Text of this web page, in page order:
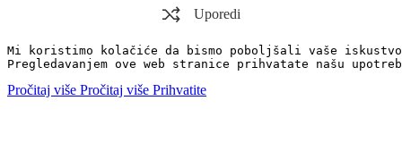
Uporedi
Mi koristimo kolačiće da bismo poboljšali vaše
Pregledavanjem ove web stranice prihvatate našu
Pročitaj više Pročitaj više Prihvatite